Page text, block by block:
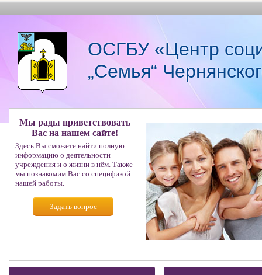
ОСГБУ «Центр
„Семья“
Мы рады приветствовать
Вас на нашем сайте!
Здесь Вы сможете найти полную
информацию о деятельности
учреждения и о жизни в нём. Также
мы познакомим Вас со спецификой
нашей работы.
Задать вопрос